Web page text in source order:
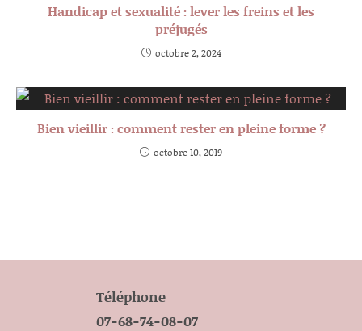
Handicap et sexualité : lever les freins et les
préjugés
octobre 2, 2024
Bien vieillir : comment rester en pleine forme ?
octobre 10, 2019
Téléphone
07-68-74-08-07